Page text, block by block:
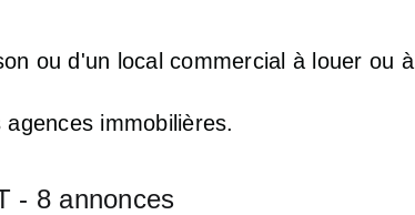
ou d'un local commercial à louer ou à
agences immobilières.
- 8 annonces